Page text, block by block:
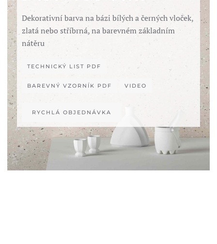
Dekorativní barva na bázi bílých a černých vloček,
zlatá nebo stříbrná, na barevném základním
nátěru
TECHNICKÝ LIST PDF
BAREVNÝ VZORNÍK PDF VIDEO
RYCHLÁ OBJEDNÁVKA